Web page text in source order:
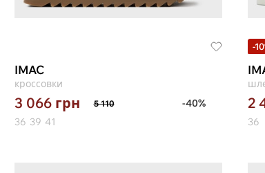
IMAC
кроссовки
3 066 грн 5 110
-40%
36 39 41
-
2
36